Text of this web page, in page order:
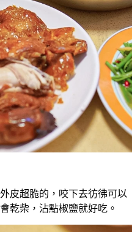
皮超脆的，咬下去彷彿可以
乾柴，沾點椒鹽就好吃。